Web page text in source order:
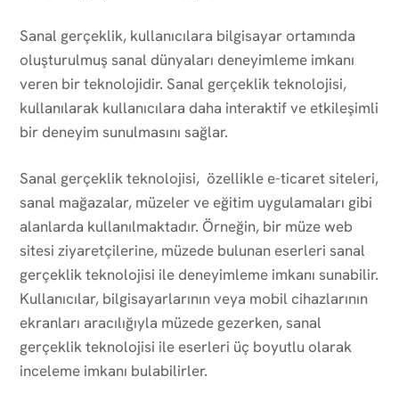
Sanal gerçeklik, kullanıcılara bilgisayar ortamında
oluşturulmuş sanal dünyaları deneyimleme imkanı
veren bir teknolojidir. Sanal gerçeklik teknolojisi,
kullanılarak kullanıcılara daha interaktif ve etkileşimli
bir deneyim sunulmasını sağlar.
Sanal gerçeklik teknolojisi, özellikle e-ticaret siteleri,
sanal mağazalar, müzeler ve eğitim uygulamaları gibi
alanlarda kullanılmaktadır. Örneğin, bir müze web
sitesi ziyaretçilerine, müzede bulunan eserleri sanal
gerçeklik teknolojisi ile deneyimleme imkanı sunabilir.
Kullanıcılar, bilgisayarlarının veya mobil cihazlarının
ekranları aracılığıyla müzede gezerken, sanal
gerçeklik teknolojisi ile eserleri üç boyutlu olarak
inceleme imkanı bulabilirler.